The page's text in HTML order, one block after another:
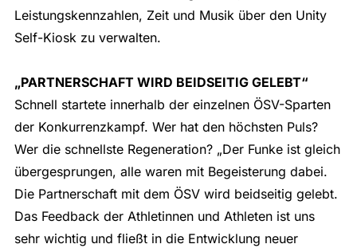
Leistungskennzahlen, Zeit und Musik über den Unity
Self-Kiosk zu verwalten.
„PARTNERSCHAFT WIRD BEIDSEITIG GELEBT“
Schnell startete innerhalb der einzelnen ÖSV-Sparten
der Konkurrenzkampf. Wer hat den höchsten Puls?
Wer die schnellste Regeneration? „Der Funke ist gleich
übergesprungen, alle waren mit Begeisterung dabei.
Die Partnerschaft mit dem ÖSV wird beidseitig gelebt.
Das Feedback der Athletinnen und Athleten ist uns
sehr wichtig und fließt in die Entwicklung neuer